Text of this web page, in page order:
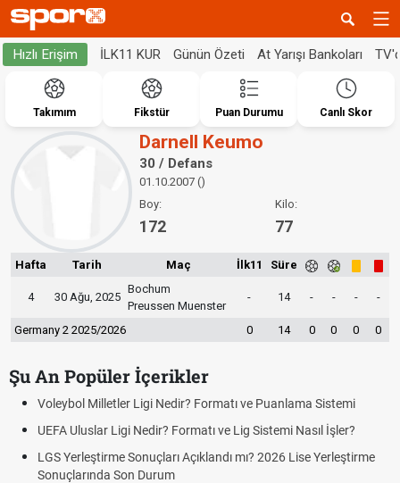
Hızlı Erişim İLK11 KUR Günün Özeti At Yarışı Bankoları
Takımım Fikstür Puan Durumu Canlı Skor
Darnell Keumo
30 / Defans
01.10.2007 ()
Boy:
172
Kilo:
77
Hafta Tarih Maç İlk11 Süre
4 30 Ağu, 2025
Bochum
Preussen Muenster
- 14 - - - -
Germany 2 2025/2026 0 14 0 0 0 0
Şu An Popüler İçerikler
Voleybol Milletler Ligi Nedir? Formatı ve Puanlama Sistemi
UEFA Uluslar Ligi Nedir? Formatı ve Lig Sistemi Nasıl İşler?
LGS Yerleştirme Sonuçları Açıklandı mı? 2026 Lise Yerleştirme
Sonuçlarında Son Durum